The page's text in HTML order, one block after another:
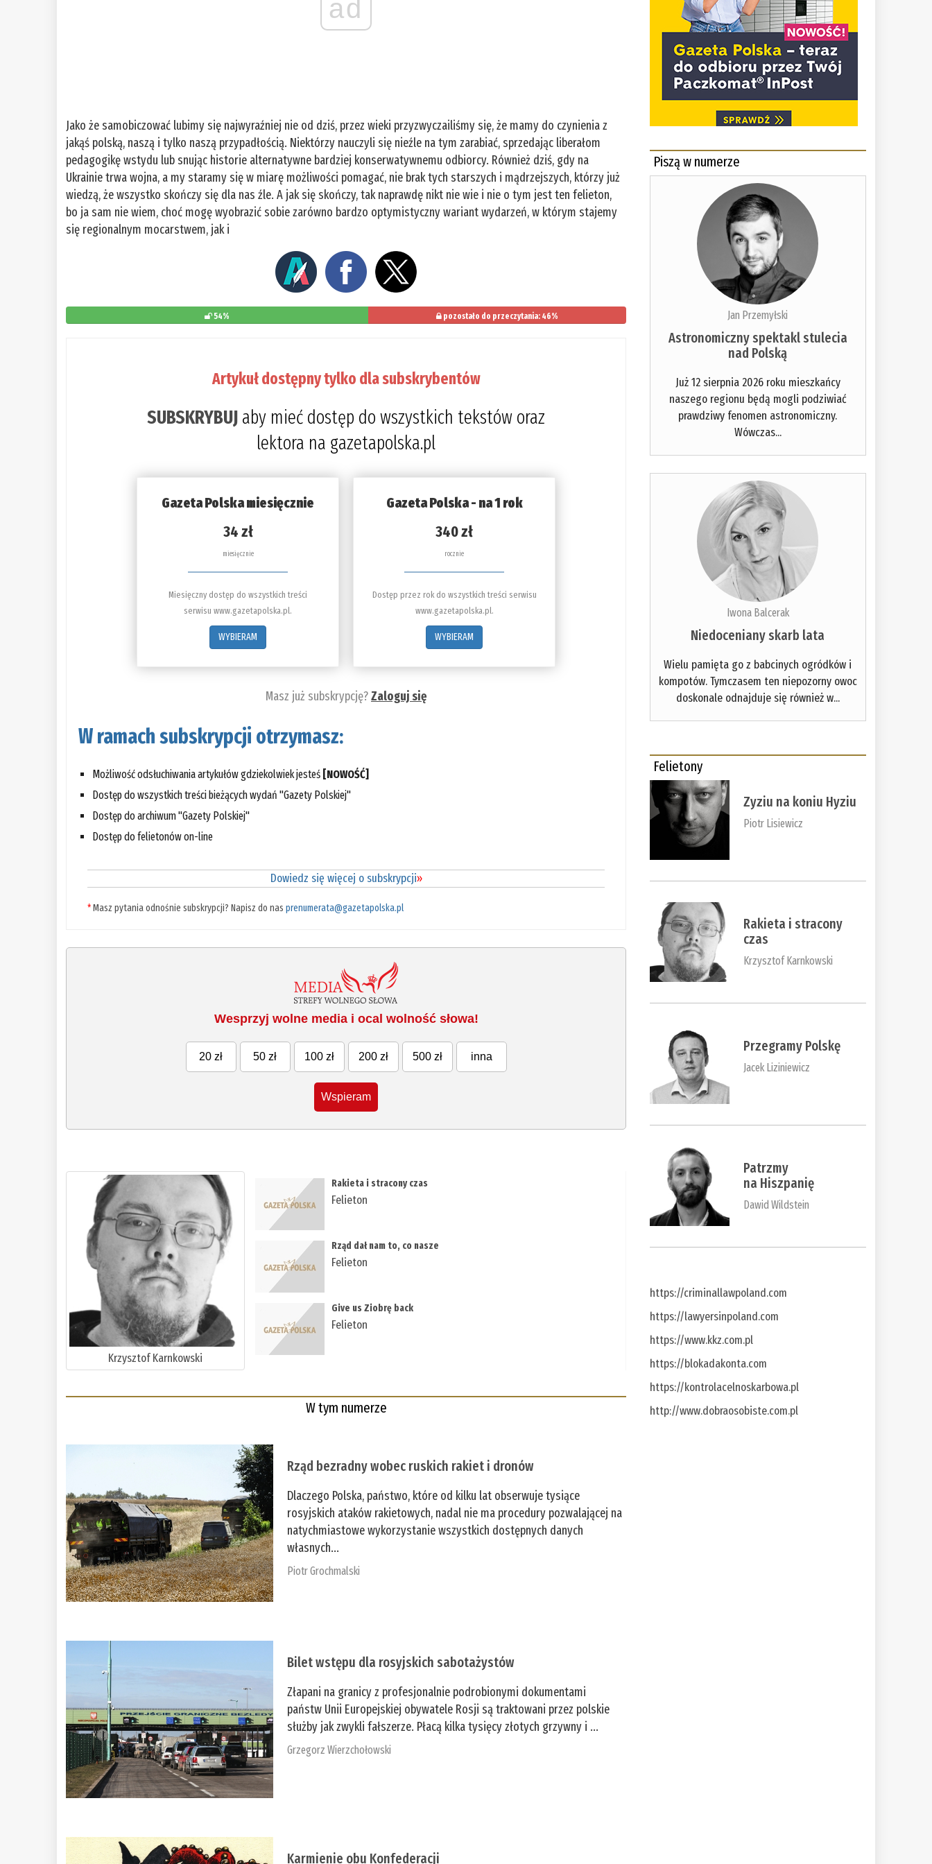
ad
Jako że samobiczować lubimy się najwyraźniej nie od dziś, przez wieki przyzwyczailiśmy się, że mamy do czynienia z
jakąś polską, naszą i tylko naszą przypadłością. Niektórzy nauczyli się nieźle na tym zarabiać, sprzedając liberałom
pedagogikę wstydu lub snując historie alternatywne bardziej konserwatywnemu odbiorcy. Również dziś, gdy na
Ukrainie trwa wojna, a my staramy się w miarę możliwości pomagać, nie brak tych starszych i mądrzejszych, którzy już
wiedzą, że wszystko skończy się dla nas źle. A jak się skończy, tak naprawdę nikt nie wie i nie o tym jest ten felieton,
bo ja sam nie wiem, choć mogę wyobrazić sobie zarówno bardzo optymistyczny wariant wydarzeń, w którym stajemy
się regionalnym mocarstwem, jak i
54% pozostało do przeczytania: 46%
Artykuł dostępny tylko dla subskrybentów
SUBSKRYBUJ aby mieć dostęp do wszystkich tekstów oraz
lektora na gazetapolska.pl
Gazeta Polska miesięcznie
34 zł
miesięcznie
Miesięczny dostęp do wszystkich treści
serwisu www.gazetapolska.pl.
WYBIERAM
Gazeta Polska - na 1 rok
340 zł
rocznie
Dostęp przez rok do wszystkich treści serwisu
www.gazetapolska.pl.
WYBIERAM
Masz już subskrypcję?Zaloguj się
W ramach subskrypcji otrzymasz:
Możliwość odsłuchiwania artykułów gdziekolwiek jesteś [NOWOŚĆ]
Dostęp do wszystkich treści bieżących wydań "Gazety Polskiej"
Dostęp do archiwum "Gazety Polskiej"
Dostęp do felietonów on-line
Dowiedz się więcej o subskrypcji»
*Masz pytania odnośnie subskrypcji? Napisz do nasprenumerata@gazetapolska.pl
Wesprzyj wolne media i ocal wolność słowa!
20 zł 50 zł 100 zł 200 zł 500 zł inna
Wspieram
Krzysztof Karnkowski
Rakieta i stracony czas
Felieton
Rząd dał nam to, co nasze
Felieton
Give us Ziobrę back
Felieton
W tym numerze
Rząd bezradny wobec ruskich rakiet i dronów
Dlaczego Polska, państwo, które od kilku lat obserwuje tysiące
rosyjskich ataków rakietowych, nadal nie ma procedury pozwalającej na
natychmiastowe wykorzystanie wszystkich dostępnych danych
własnych...
Piotr Grochmalski
Bilet wstępu dla rosyjskich sabotażystów
Złapani na granicy z profesjonalnie podrobionymi dokumentami
państw Unii Europejskiej obywatele Rosji są traktowani przez polskie
służby jak zwykli fałszerze. Płacą kilka tysięcy złotych grzywny i ...
Grzegorz Wierzchołowski
Karmienie obu Konfederacji
Piszą w numerze
Jan Przemyłski
Astronomiczny spektakl stulecia
nad Polską
Już 12 sierpnia 2026 roku mieszkańcy
naszego regionu będą mogli podziwiać
prawdziwy fenomen astronomiczny.
Wówczas...
Iwona Balcerak
Niedoceniany skarb lata
Wielu pamięta go z babcinych ogródków i
kompotów. Tymczasem ten niepozorny owoc
doskonale odnajduje się również w...
Felietony
Zyziu na koniu Hyziu
Piotr Lisiewicz
Rakieta i stracony
czas
Krzysztof Karnkowski
Przegramy Polskę
Jacek Liziniewicz
Patrzmy
na Hiszpanię
Dawid Wildstein
https://criminallawpoland.com
https://lawyersinpoland.com
https://www.kkz.com.pl
https://blokadakonta.com
https://kontrolacelnoskarbowa.pl
http://www.dobraosobiste.com.pl